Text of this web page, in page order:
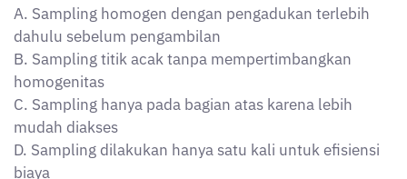
kali, atau alat tidak terkalibrasi akan menurunkan
validitas hasil.
Soal Nomor 5
Dalam menghadapi risiko kebocoran drum limbah B3
di tempat penyimpanan sementara, perusahaan wajib
memiliki prosedur tanggap darurat. Berdasarkan
standar keselamatan kerja, prosedur yang paling